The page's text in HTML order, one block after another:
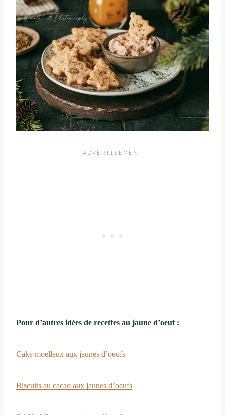
Pour d’autres idées de recettes au jaune d’oeuf :
Cake moelleux aux jaunes d’oeufs
Biscuits au cacao aux jaunes d’oeufs